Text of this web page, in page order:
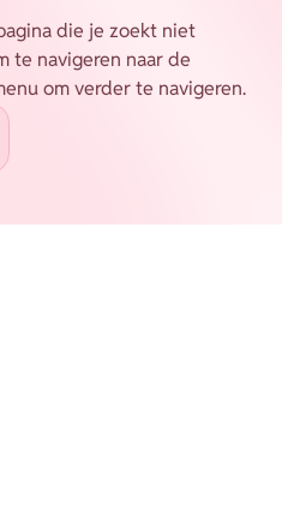
die je zoekt niet
te navigeren naar de
om verder te navigeren.